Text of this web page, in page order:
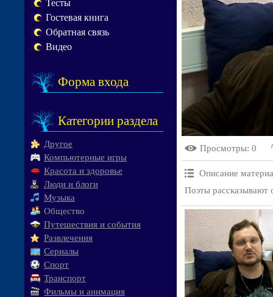
Тесты
Гостевая книга
Обратная связь
Видео
Форма входа
Категории раздела
Другое
Компьютерные игры
Красота и здоровье
Люди и блоги
Музыка
Общество
Путешествия и события
Развлечения
Сериалы
Спорт
Транспорт
Фильмы и анимация
Просмотры: 0
Описание
Поэты рассказывают